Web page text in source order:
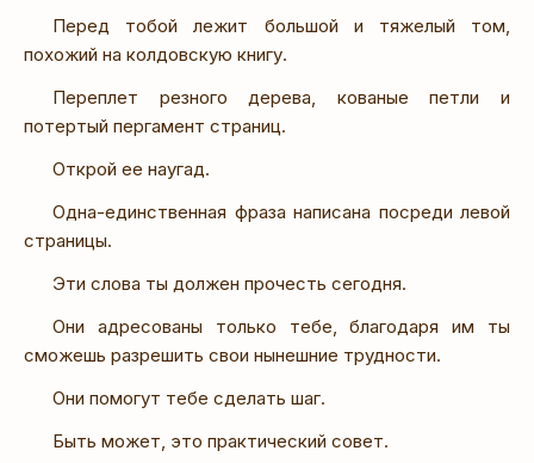
Перед тобой лежит большой и тяжелый том,
похожий на колдовскую книгу.
Переплет резного дерева, кованые петли и
потертый пергамент страниц.
Открой ее наугад.
Одна-единственная фраза написана посреди левой
страницы.
Эти слова ты должен прочесть сегодня.
Они адресованы только тебе, благодаря им ты
сможешь разрешить свои нынешние трудности.
Они помогут тебе сделать шаг.
Быть может, это практический совет.